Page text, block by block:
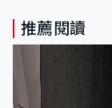
推薦閱讀